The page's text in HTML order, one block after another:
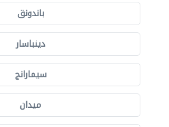
باندونق
دينباسار
سيمارانج
ميدان